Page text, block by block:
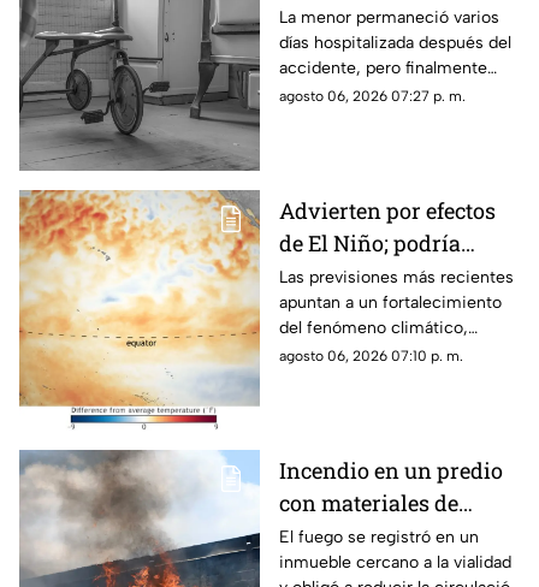
atrapada en un juguete
La menor permaneció varios
días hospitalizada después del
accidente, pero finalmente
perdió la vida a causa de una
agosto 06, 2026 07:27 p. m.
Advierten por efectos
de El Niño; podría
alcanzar intensidad
histórica
Las previsiones más recientes
apuntan a un fortalecimiento
del fenómeno climático,
mientras varios países ya
agosto 06, 2026 07:10 p. m.
Incendio en un predio
con materiales de
reciclaje provoca
afectaciones sobre la
El fuego se registró en un
inmueble cercano a la vialidad